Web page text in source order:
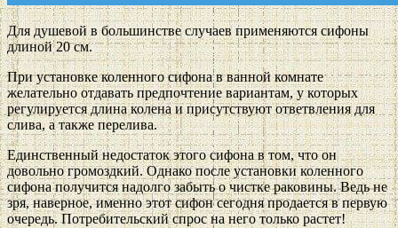
Для душевой в большинстве случаев применяются сифоны
длиной 20 см.
При установке коленного сифона в ванной комнате
желательно отдавать предпочтение вариантам, у которых
регулируется длина колена и присутствуют ответвления для
слива, а также перелива.
Единственный недостаток этого сифона в том, что он
довольно громоздкий. Однако после установки коленного
сифона получится надолго забыть о чистке раковины. Ведь не
зря, наверное, именно этот сифон сегодня продается в первую
очередь. Потребительский спрос на него только растет!